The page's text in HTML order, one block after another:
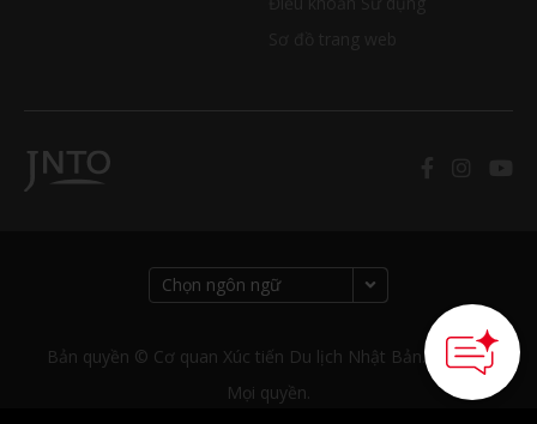
Bản quyền © Cơ quan Xúc tiến Du lịch Nhật Bản. Bảo lưu
Mọi quyền.